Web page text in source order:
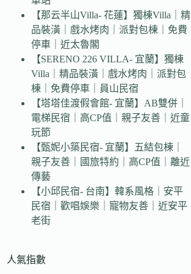
【那云半山Villa- 花蓮】獨棟Villa｜精
品裝潢｜戲水烤肉｜派對包棟｜免費
停車｜近太魯閣
【SERENO 226 VILLA- 宜蘭】獨棟
Villa｜精品裝潢｜戲水烤肉｜派對包
棟｜免費停車｜員山民宿
【塔塔佳渡假會館- 宜蘭】AB雙併｜
電梯民宿｜高CP值｜親子友善｜近童
玩節
【甄妮小築民宿- 宜蘭】五結包棟｜
親子友善｜國旅特約｜高CP值｜離近
傳藝
【小邱民宿- 台南】韓系風格｜安平
民宿｜歡唱娛樂｜寵物友善｜近安平
老街
人氣指數